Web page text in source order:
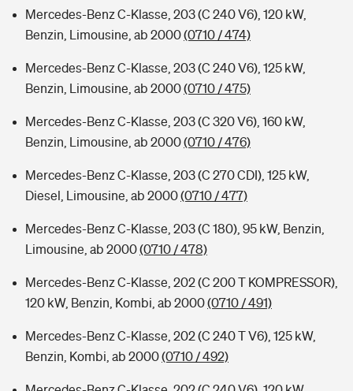
Mercedes-Benz C-Klasse, 203 (C 240 V6), 120 kW,
Benzin, Limousine, ab 2000(0710 / 474)
Mercedes-Benz C-Klasse, 203 (C 240 V6), 125 kW,
Benzin, Limousine, ab 2000(0710 / 475)
Mercedes-Benz C-Klasse, 203 (C 320 V6), 160 kW,
Benzin, Limousine, ab 2000(0710 / 476)
Mercedes-Benz C-Klasse, 203 (C 270 CDI), 125 kW,
Diesel, Limousine, ab 2000(0710 / 477)
Mercedes-Benz C-Klasse, 203 (C 180), 95 kW, Benzin,
Limousine, ab 2000(0710 / 478)
Mercedes-Benz C-Klasse, 202 (C 200 T KOMPRESSOR),
120 kW, Benzin, Kombi, ab 2000(0710 / 491)
Mercedes-Benz C-Klasse, 202 (C 240 T V6), 125 kW,
Benzin, Kombi, ab 2000(0710 / 492)